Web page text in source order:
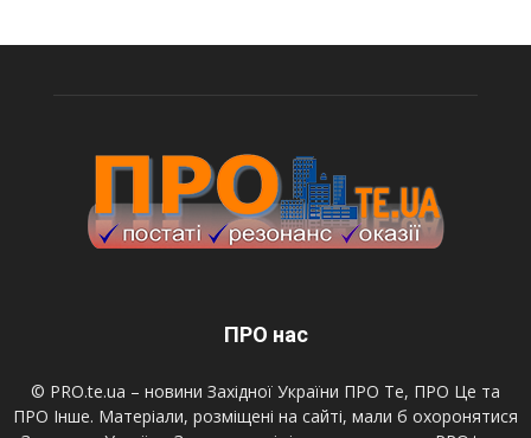
ПРО нас
© PRO.te.ua – новини Західної України ПРО Те, ПРО Це та
ПРО Інше. Матеріали, розміщені на сайті, мали б охоронятися